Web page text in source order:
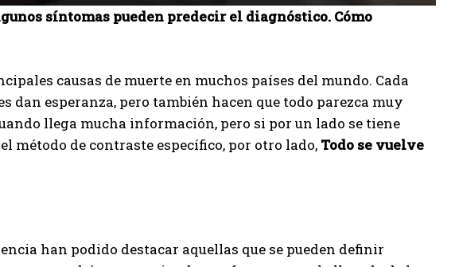
síntomas pueden predecir el diagnóstico. Cómo
causas de muerte en muchos países del mundo. Cada
dan esperanza, pero también hacen que todo parezca muy
llega mucha información, pero si por un lado se tiene
método de contraste específico, por otro lado, Todo se vuelve
han podido destacar aquellas que se pueden definir